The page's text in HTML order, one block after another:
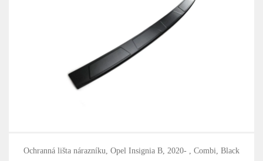
Ochranná lišta nárazníku, Opel Insignia B, 2020- , Combi, Black